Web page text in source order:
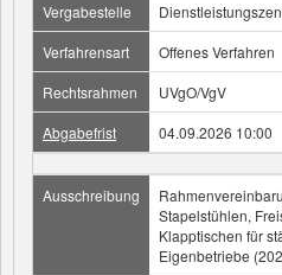
Vergabestelle
Verfahrensart
Offenes Verfahren
Rechtsrahmen
UVgO/VgV
Abgabefrist
04.09.2026 10:00
Ausschreibung
Stapelstühlen,
Klapptischen für
Eigenbetriebe